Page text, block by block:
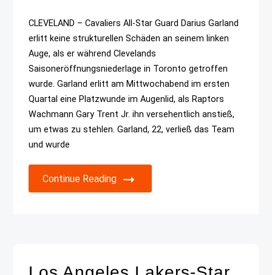
CLEVELAND – Cavaliers All-Star Guard Darius Garland
erlitt keine strukturellen Schäden an seinem linken
Auge, als er während Clevelands
Saisoneröffnungsniederlage in Toronto getroffen
wurde. Garland erlitt am Mittwochabend im ersten
Quartal eine Platzwunde im Augenlid, als Raptors
Wachmann Gary Trent Jr. ihn versehentlich anstieß,
um etwas zu stehlen. Garland, 22, verließ das Team
und wurde
Continue Reading